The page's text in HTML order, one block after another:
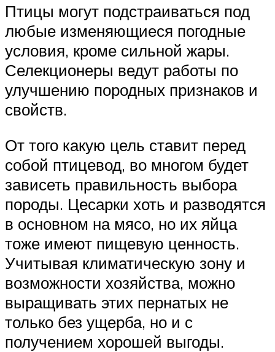
Птицы могут подстраиваться под
любые изменяющиеся погодные
условия, кроме сильной жары.
Селекционеры ведут работы по
улучшению породных признаков и
свойств.
От того какую цель ставит перед
собой птицевод, во многом будет
зависеть правильность выбора
породы. Цесарки хоть и разводятся
в основном на мясо, но их яйца
тоже имеют пищевую ценность.
Учитывая климатическую зону и
возможности хозяйства, можно
выращивать этих пернатых не
только без ущерба, но и с
получением хорошей выгоды.